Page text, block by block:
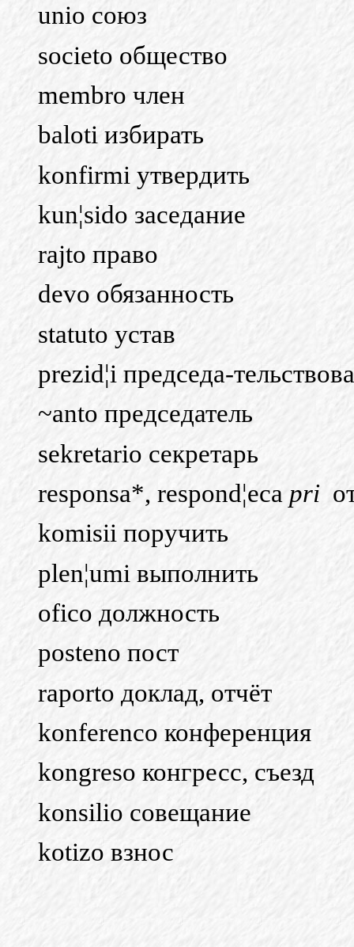
unio союз
societo общество
membro член
baloti избирать
konfirmi утвердить
kun¦sido заседание
rajto право
devo обязанность
statuto устав
prezid¦i председа-
~anto председатель
sekretario секретарь
responsa*, respond¦eca pri
komisii поручить
plen¦umi выполнить
ofico должность
posteno пост
raporto доклад, отчёт
konferenco конференция
kongreso конгресс, съезд
konsilio совещание
kotizo взнос